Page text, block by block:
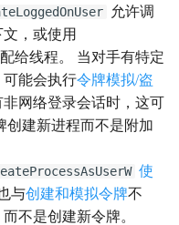
DefenseEvasion
Discovery
Execution
Impact
允许调
，或使用
给线程。 当对手有特定
能会执行令牌模拟/盗
网络登录会话时，这可
创建新进程而不是附加
使
与创建和模拟令牌不
不是创建新令牌。